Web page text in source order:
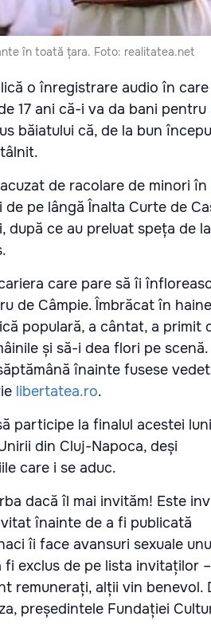
în toată țara. Foto: realitatea.net
o înregistrare audio în
17 ani că-i va da bani pentru
băiatului că, de la bun
de racolare de minori
pe lângă Înalta Curte de
ce au preluat speța de la
care pare să îi
de Câmpie. Îmbrăcat în haine
populară, a cântat, a primit
și să-i dea flori pe scenă.
înainte fusese
libertatea.ro.
participe la finalul acestei
din Cluj-Napoca, deși
care i se aduc.
dacă îl mai invităm! Este
înainte de a fi publicată
îi face avansuri sexuale
exclus de pe lista invitaților
remunerați, alții vin benevol.
președintele Fundației